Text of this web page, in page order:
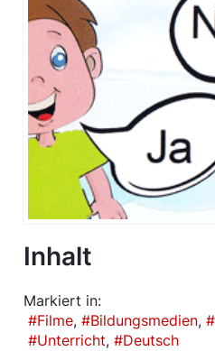
Inhalt
Markiert in:
Filme
Bildungsmedien
Unterricht
Deutsch